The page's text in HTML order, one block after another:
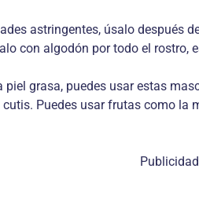
astringentes, úsalo después
con algodón por todo el rostro,
grasa, puedes usar estas
Puedes usar frutas como la
Publicidad